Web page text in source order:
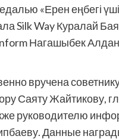
«Ерен еңбегі
Silk Way Куралай
Нагашыбек
вручена
Саяту Жайтикову,
руководителю
Данные